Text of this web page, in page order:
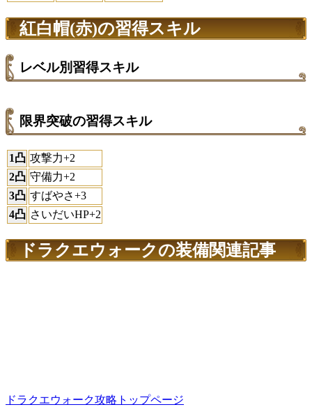
紅白帽(赤)の習得スキル
レベル別習得スキル
限界突破の習得スキル
1凸 攻撃力+2
2凸 守備力+2
3凸 すばやさ+3
4凸 さいだいHP+2
ドラクエウォークの装備関連記事
ドラクエウォーク攻略トップページ